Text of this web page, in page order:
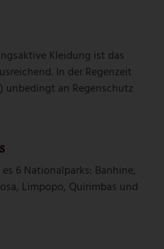
Kleidung ist das
In der Regenzeit
unbedingt an Regenschutz
6 Nationalparks: Banhine,
Limpopo, Quirimbas und